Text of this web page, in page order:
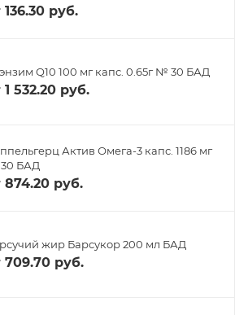
136.30 руб.
Q10 100 мг капс. 0.65г № 30 БАД
1 532.20 руб.
Актив Омега-3 капс. 1186 мг
БАД
874.20 руб.
жир Барсукор 200 мл БАД
709.70 руб.